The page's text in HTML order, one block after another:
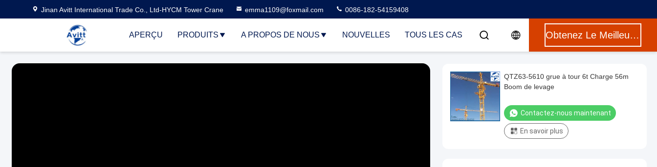
Jinan Avitt International Trade Co., Ltd-HYCM Tower Crane emma1109@foxmail.com 0086-182-54159408
APERÇU PRODUITS A PROPOS DE NOUS NOUVELLES TOUS LES CAS Obtenez Le Meilleur Prix
QTZ63-5610 grue à tour 6t Charge 56m
Boom de levage
Contactez-nous maintenant
En savoir plus